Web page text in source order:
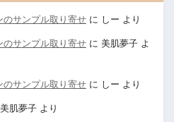
のサンプル取り寄せ に しー より
のサンプル取り寄せ に 美肌夢子 よ
のサンプル取り寄せ に しー より
美肌夢子 より